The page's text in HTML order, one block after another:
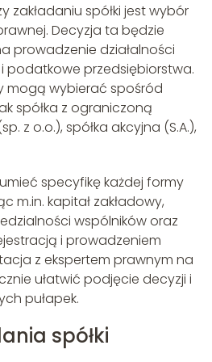
zakładaniu spółki jest wybór
Decyzja ta będzie
prowadzenie działalności
podatkowe przedsiębiorstwa.
mogą wybierać spośród
spółka z ograniczoną
z o.o.), spółka akcyjna (S.A.),
specyfikę każdej formy
m.in. kapitał zakładowy,
wspólników oraz
i prowadzeniem
z ekspertem prawnym na
ułatwić podjęcie decyzji i
pułapek.
spółki